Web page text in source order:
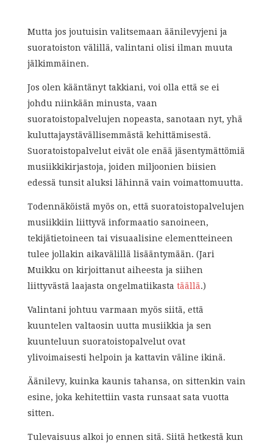
Mutta jos joutuisin valitsemaan äänilevyjeni ja
suoratoiston välillä, valintani olisi ilman muuta
jälkimmäinen.
Jos olen kääntänyt takkiani, voi olla että se ei
johdu niinkään minusta, vaan
suoratoistopalvelujen nopeasta, sanotaan nyt, yhä
kuluttajaystävällisemmästä kehittämisestä.
Suoratoistopalvelut eivät ole enää jäsentymättömiä
musiikkikirjastoja, joiden miljoonien biisien
edessä tunsit aluksi lähinnä vain voimattomuutta.
Todennäköistä myös on, että suoratoistopalvelujen
musiikkiin liittyvä informaatio sanoineen,
tekijätietoineen tai visuaalisine elementteineen
tulee jollakin aikavälillä lisääntymään. (Jari
Muikku on kirjoittanut aiheesta ja siihen
liittyvästä laajasta ongelmatiikasta täällä.)
Valintani johtuu varmaan myös siitä, että
kuuntelen valtaosin uutta musiikkia ja sen
kuunteluun suoratoistopalvelut ovat
ylivoimaisesti helpoin ja kattavin väline ikinä.
Äänilevy, kuinka kaunis tahansa, on sittenkin vain
esine, joka kehitettiin vasta runsaat sata vuotta
sitten.
Tulevaisuus alkoi jo ennen sitä. Siitä hetkestä kun